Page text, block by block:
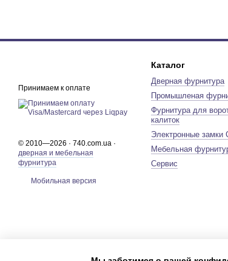
Принимаем к оплате
© 2010—2026 · 740.com.ua ·
дверная и мебельная
фурнитура
Мобильная версия
Каталог
Дверная фурнитура
Промышленая
Фурнитура для
калиток
Электронные замки
Мебельная
Сервис